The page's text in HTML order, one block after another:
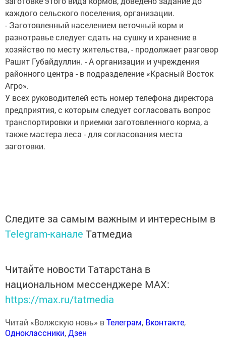
каждого сельского поселения, организации.
- Заготовленный населением веточный корм и
разнотравье следует сдать на сушку и хранение в
хозяйство по месту жительства, - продолжает разговор
Рашит Губайдуллин. - А организации и учреждения
районного центра - в подразделение «Красный Восток
Агро».
У всех руководителей есть номер телефона директора
предприятия, с которым следует согласовать вопрос
транспортировки и приемки заготовленного корма, а
также мастера леса - для согласования места
заготовки.
Следите за самым важным и интересным в
Telegram-канале Татмедиа
Читайте новости Татарстана в
национальном мессенджере MАХ:
https://max.ru/tatmedia
Читай «Волжскую новь» вТелеграм, Вконтакте,
Одноклассники,Дзен